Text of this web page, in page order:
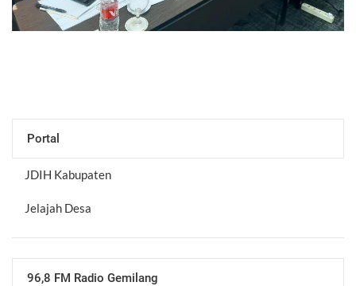
Portal
JDIH Kabupaten
Jelajah Desa
96,8 FM Radio Gemilang